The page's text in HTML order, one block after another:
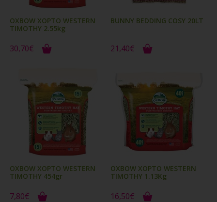
OXBOW ΧΟΡΤΟ WESTERN
TIMOTHY 2.55kg
30,70€
BUNNY BEDDING COSY 20LT
21,40€
OXBOW ΧΟΡΤΟ WESTERN
TIMOTHY 454gr
7,80€
OXBOW ΧΟΡΤΟ WESTERN
TIMOTHY 1.13Kg
16,50€